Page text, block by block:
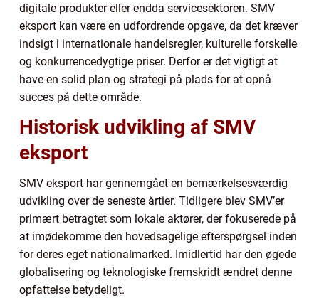
digitale produkter eller endda servicesektoren. SMV
eksport kan være en udfordrende opgave, da det kræver
indsigt i internationale handelsregler, kulturelle forskelle
og konkurrencedygtige priser. Derfor er det vigtigt at
have en solid plan og strategi på plads for at opnå
succes på dette område.
Historisk udvikling af SMV
eksport
SMV eksport har gennemgået en bemærkelsesværdig
udvikling over de seneste årtier. Tidligere blev SMV’er
primært betragtet som lokale aktører, der fokuserede på
at imødekomme den hovedsagelige efterspørgsel inden
for deres eget nationalmarked. Imidlertid har den øgede
globalisering og teknologiske fremskridt ændret denne
opfattelse betydeligt.